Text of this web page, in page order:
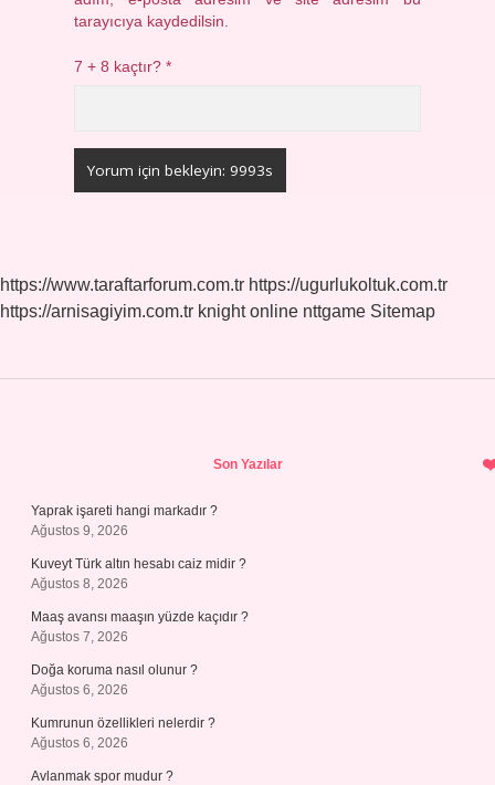
tarayıcıya kaydedilsin.
7 + 8 kaçtır?*
https://www.taraftarforum.com.tr https://ugurlukoltuk.com.tr
https://arnisagiyim.com.tr knight online nttgame Sitemap
Son Yazılar
Yaprak işareti hangi markadır ?
Ağustos 9, 2026
Kuveyt Türk altın hesabı caiz midir ?
Ağustos 8, 2026
Maaş avansı maaşın yüzde kaçıdır ?
Ağustos 7, 2026
Doğa koruma nasıl olunur ?
Ağustos 6, 2026
Kumrunun özellikleri nelerdir ?
Ağustos 6, 2026
Avlanmak spor mudur ?